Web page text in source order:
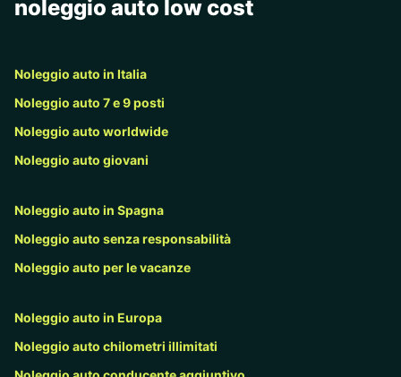
noleggio auto low cost
Noleggio auto in Italia
Noleggio auto 7 e 9 posti
Noleggio auto worldwide
Noleggio auto giovani
Noleggio auto in Spagna
Noleggio auto senza responsabilità
Noleggio auto per le vacanze
Noleggio auto in Europa
Noleggio auto chilometri illimitati